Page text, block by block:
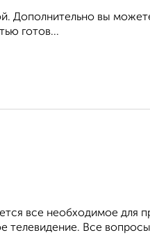
Дополнительно вы
готов...
все необходимое для
телевидение. Все